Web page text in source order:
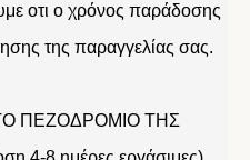
οτι ο χρόνος παράδοσης
της παραγγελίας σας.
ΠΕΖΟΔΡΟΜΙΟ ΤΗΣ